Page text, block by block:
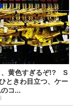
、黄色すぎるぞ!? S
ときわ目立つ、ケー
コ...